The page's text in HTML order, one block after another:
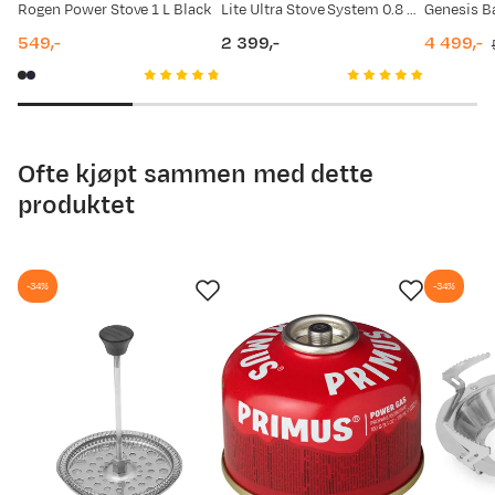
27.03.2026 599,-
06.01.2026 899,-
04.12.2025
29.11.2025
01.10.2025 629,-
06.08.2025
Rogen Power Stove 1 L Black
price
549,-
Lite Ultra Stove System 0.8 L Nocolor
2 399,-
4 499,-
Ofte kjøpt sammen med dette
produktet
-34% -34%